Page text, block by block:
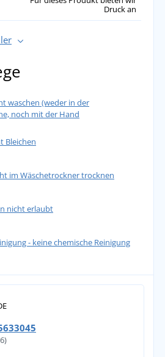
Druck an
waschen (weder in der
noch mit der Hand
Bleichen
im Wäschetrockner trocknen
nicht erlaubt
- keine chemische Reinigung